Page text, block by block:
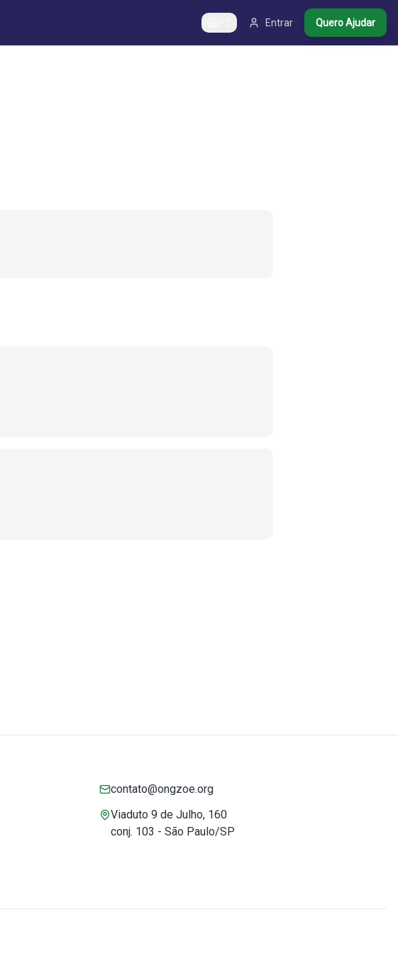
Entrar Quero Ajudar
contato@ongzoe.org
Viaduto 9 de Julho, 160
conj. 103 - São Paulo/SP